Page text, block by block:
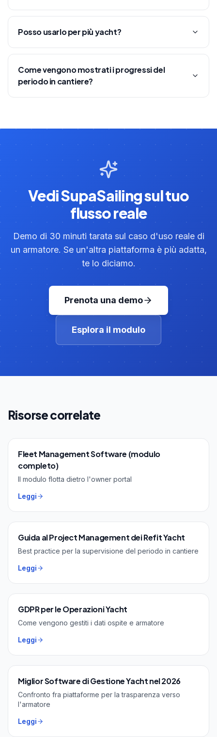
Posso usarlo per più yacht?
Come vengono mostrati i progressi del
periodo in cantiere?
Vedi SupaSailing sul tuo
flusso reale
Demo di 30 minuti tarata sul caso d'uso reale di
un armatore. Se un'altra piattaforma è più adatta,
te lo diciamo.
Prenota una demo
Esplora il modulo
Risorse correlate
Fleet Management Software (modulo
completo)
Il modulo flotta dietro l'owner portal
Leggi
Guida al Project Management dei Refit Yacht
Best practice per la supervisione del periodo in cantiere
Leggi
GDPR per le Operazioni Yacht
Come vengono gestiti i dati ospite e armatore
Leggi
Miglior Software di Gestione Yacht nel 2026
Confronto fra piattaforme per la trasparenza verso
l'armatore
Leggi